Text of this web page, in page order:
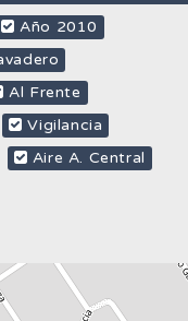
Año 2010
Al Frente
Vigilancia
Aire A. Central